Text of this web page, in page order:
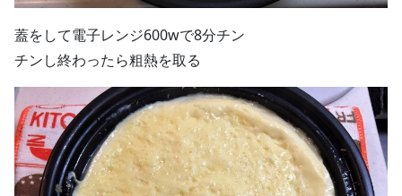
蓋をして電子レンジ600wで8分チン
チンし終わったら粗熱を取る